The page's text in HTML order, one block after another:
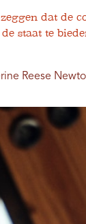
dat de
staat te
Reese